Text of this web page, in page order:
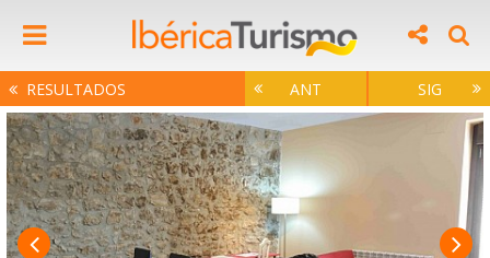
RESULTADOS ANT SIG